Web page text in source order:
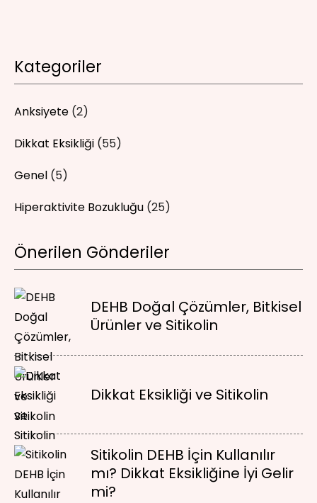
Kategoriler
Anksiyete (2)
Dikkat Eksikliği (55)
Genel (5)
Hiperaktivite Bozukluğu (25)
Önerilen Gönderiler
DEHB Doğal Çözümler, Bitkisel
Ürünler ve Sitikolin
Dikkat Eksikliği ve Sitikolin
Sitikolin DEHB İçin Kullanılır
mı? Dikkat Eksikliğine İyi Gelir
mi?